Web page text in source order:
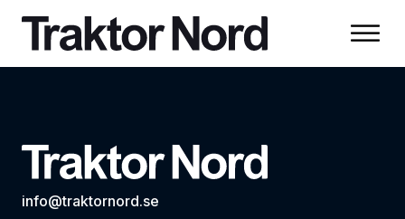
info@traktornord.se